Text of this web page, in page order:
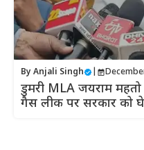
By Anjali Singh
डुमरी MLA जयराम
गैस लीक पर सरकार को